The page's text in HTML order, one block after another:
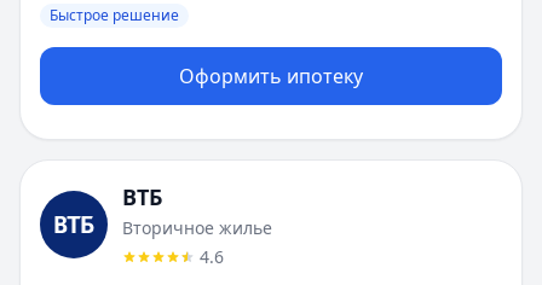
Быстрое решение
Оформить ипотеку
ВТБ
Вторичное жилье
4.6